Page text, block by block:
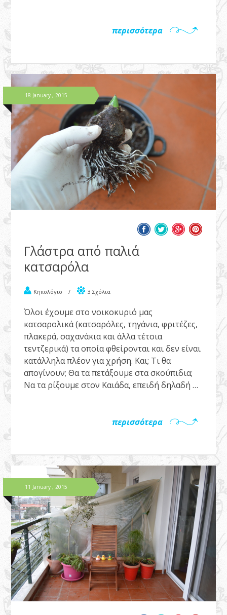
περισσότερα
18 January , 2015
Γλάστρα από παλιά
κατσαρόλα
Κηπολόγιο / 3 Σχόλια
Όλοι έχουμε στο νοικοκυριό μας
κατσαρολικά (κατσαρόλες, τηγάνια, φριτέζες,
πλακερά, σαχανάκια και άλλα τέτοια
τεντζερικά) τα οποία φθείρονται και δεν είναι
κατάλληλα πλέον για χρήση. Και; Τι θα
απογίνουν; Θα τα πετάξουμε στα σκούπιδια;
Να τα ρίξουμε στον Καιάδα, επειδή δηλαδή …
περισσότερα
11 January , 2015